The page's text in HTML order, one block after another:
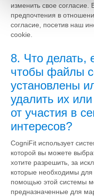
изменить свое
предпочтения в
согласие, посетив наш
cookie.
8. Что делать,
чтобы файлы
установлены
удалить их или
от участия в
интересов?
CogniFit использует
которой вы можете
хотите разрешить, за
которые необходимы
помощью этой системы
предназначенные для